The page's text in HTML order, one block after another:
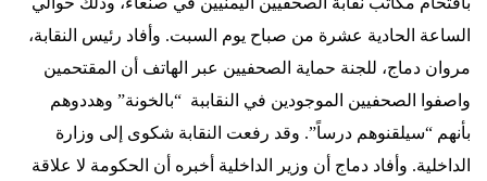
الساعة الحادية عشرة من صباح يوم السبت. وأفاد رئيس النقابة،
مروان دماج، للجنة حماية الصحفيين عبر الهاتف أن المقتحمين
واصفوا الصحفيين الموجودين في النقاببة “بالخونة” وهددوهم
بأنهم “سيلقنوهم درساً”. وقد رفعت النقابة شكوى إلى وزارة
الداخلية. وأفاد دماج أن وزير الداخلية أخبره أن الحكومة لا علاقة